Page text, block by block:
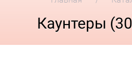
Каунтеры